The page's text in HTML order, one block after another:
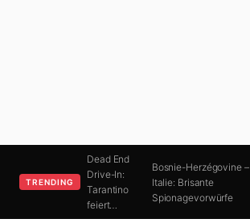
TRENDING
Dead End
Drive-In:
Tarantino
feiert…
Bosnie-Herzégovine –
Italie: Brisante
Spionagevorwürfe